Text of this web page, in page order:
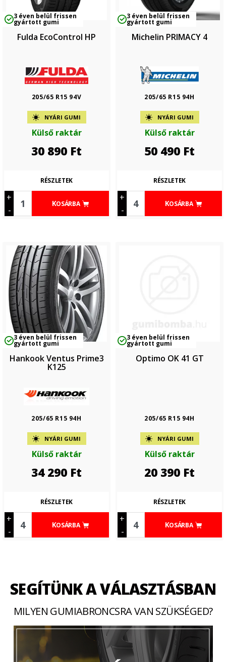
3 éven belül frissen
gyártott gumi
Fulda EcoControl HP
205/65 R15 94V
NYÁRI GUMI
Külső raktár
30 890 Ft
+
-
KOSÁRBA
RÉSZLETEK
3 éven belül frissen
gyártott gumi
Michelin PRIMACY 4
205/65 R15 94H
NYÁRI GUMI
Külső raktár
50 490 Ft
+
-
KOSÁRBA
RÉSZLETEK
3 éven belül frissen
gyártott gumi
Hankook Ventus Prime3
K125
205/65 R15 94H
NYÁRI GUMI
Külső raktár
34 290 Ft
+
-
KOSÁRBA
RÉSZLETEK
3 éven belül frissen
gyártott gumi
Optimo OK 41 GT
205/65 R15 94H
NYÁRI GUMI
Külső raktár
20 390 Ft
+
-
KOSÁRBA
RÉSZLETEK
SEGÍTÜNK A VÁLASZTÁSBAN
MILYEN GUMIABRONCSRA VAN SZÜKSÉGED?